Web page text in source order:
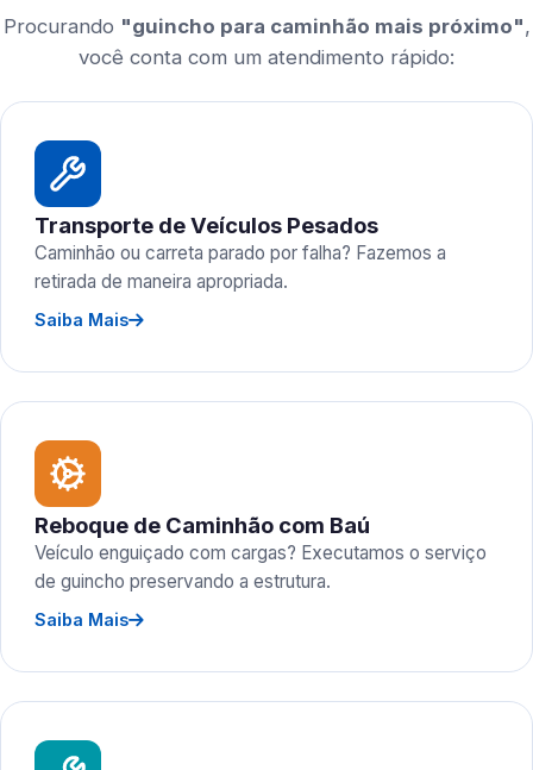
Procurando "guincho para caminhão mais próximo",
você conta com um atendimento rápido:
Transporte de Veículos Pesados
Caminhão ou carreta parado por falha? Fazemos a
retirada de maneira apropriada.
Saiba Mais
Reboque de Caminhão com Baú
Veículo enguiçado com cargas? Executamos o serviço
de guincho preservando a estrutura.
Saiba Mais